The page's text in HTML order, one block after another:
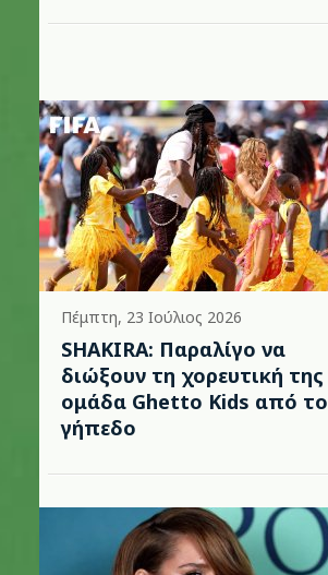
Πέμπτη, 23 Ιούλιος 2026
SHAKIRA: Παραλίγο να
διώξουν τη χορευτική της
ομάδα Ghetto Kids από το
γήπεδο